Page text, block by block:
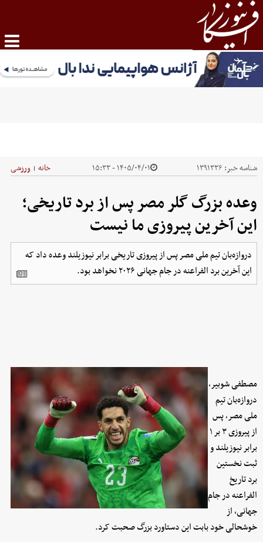
شناسه خبر: ۱۳۹۱۳۳۶ ۱۴۰۵/۰۴/۰۱ - ۱۵:۳۳ خانه | ورزشی
وعده بزرگ گلر مصر پس از برد تاریخی؛
این آخرین پیروزی ما نیست
دروازه‌بان تیم ملی مصر پس از پیروزی تاریخی برابر نیوزیلند وعده داد که
این آخرین برد الفراعنه در جام جهانی ۲۰۲۶ نخواهد بود.
مصطفی شوبیر،
دروازه‌بان تیم
ملی مصر، پس
از پیروزی ۳ بر ۱
برابر نیوزیلند و
ثبت نخستین
برد تاریخ
الفراعنه در جام
جهانی، از
خوشحالی خود بابت این دستاورد بزرگ صحبت کرد.